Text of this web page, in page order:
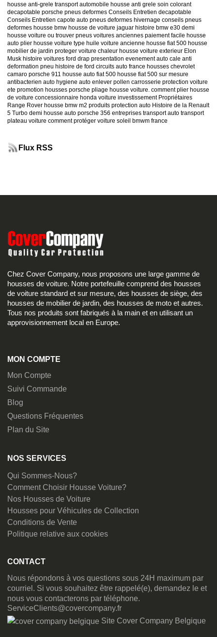
housse anti-grele transport automobile housse anti grele soin colorant
decapotable porsche pneus deformes Conseils Entretien decapotable
Conseils Entretien capote auto pneus deformes hivernage conseils pneus
deformes housse bmw housse de voiture jaguar histoire bmw e30 demi
housse voiture ou trouver pneus voitures anciennes paiement facile housse
auto plier housse voiture type huile voiture ancienne housse fiat 500 housse
mobilier de jardin proteger voiture chaleur housse voiture exterieur Elon
Musk histoire voitures ford drap presentation evenement auto cale anti
deformation pneu histoire de ford circuits auto france housses chevrolet
camaro porsche 911 housse auto fiat 500 housse fiat 500 sur mesure
antibacterien auto hygiene auto enlever pollen carrosserie protection voiture
ete promotion housses porsche pliage housse voiture. comment plier housse
de voiture concessionnaire honda voiture investissement Propriétaires
Range Rover housse bmw m2 produits protection auto Histoire de la Renault
5 Turbo demi housse auto porsche 356 entreprises transport auto transport
plateau voiture comment protéger voiture soleil bmwm france
Flux RSS
Chez Cover Company, nous proposons une large gamme de
housses de voiture. Notre portefeuille comprend des housses
de voiture standard et sur mesure, des housses de siège, des
housses de mobilier de jardin, des housses de moto et autres.
Tous nos produits sont fabriqués à la main et en utilisant un
approvisionnement local en Europe.
MON COMPTE
Mon Compte
Suivi Commande
Blog
Questions Fréquentes
Plan du Site
NOS SERVICES
Qui Sommes-Nous?
Comment Choisir Housse Voiture?
Nos Housses de Voiture
Housses pour Véhicules de Collection
Conditions de Vente
Politique relative aux cookies
CONTACT
Nous répondons à vos questions sous 24H maximum par
courriel. Si vous souhaitez être rappelé(e), demandez le et
nous vous contacterons par téléphone.
ServiceClients@covercompany.fr
Site Cover Company Belgique